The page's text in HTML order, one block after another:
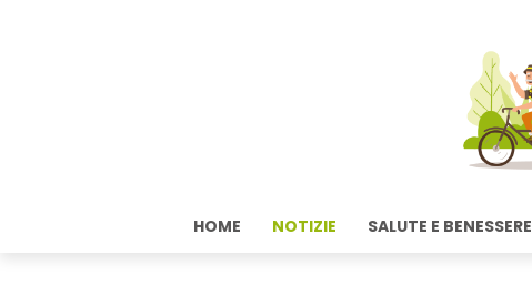
HOME NOTIZIE SALUTE E BENESSERE